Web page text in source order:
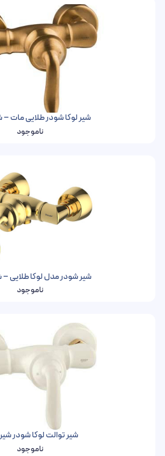
شیر لوکا شودر طلایی مات –
ناموجود
شیر شودر مدل لوکا طلایی –
ناموجود
شیر توالت لوکا شودر
ناموجود